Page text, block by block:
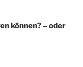
können? – oder